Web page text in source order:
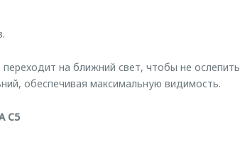
на ближний свет, чтобы не ослепить
обеспечивая максимальную видимость.
C5